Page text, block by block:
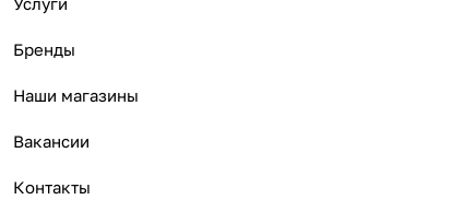
Бренды
Наши магазины
Вакансии
Контакты